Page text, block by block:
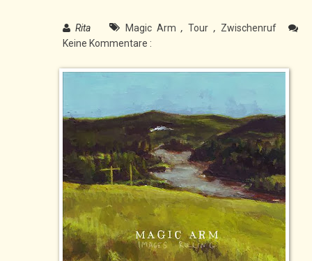
Rita Magic Arm,Tour , Zwischenruf
Keine Kommentare :